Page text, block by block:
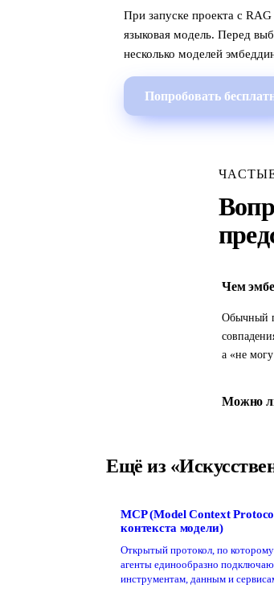
При запуске проекта с
языковая модель. Перед
несколько моделей
Попробовать
Чем
Обычный
а «не
Можно
Ещё из
MCP (Model Context
контекста модели)
Открытый протокол, по
агенты единообразно
инструментам, данным и